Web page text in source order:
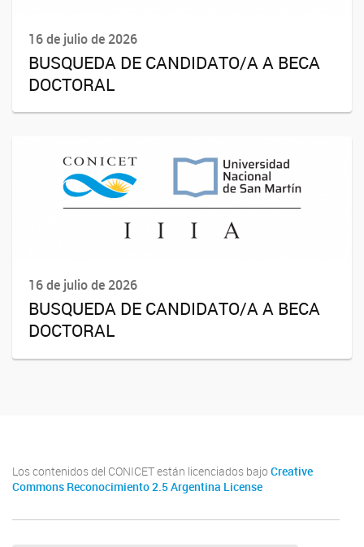
16 de julio de 2026
BUSQUEDA DE CANDIDATO/A A BECA
DOCTORAL
16 de julio de 2026
BUSQUEDA DE CANDIDATO/A A BECA
DOCTORAL
Los contenidos del CONICET están licenciados bajo Creative
Commons Reconocimiento 2.5 Argentina License